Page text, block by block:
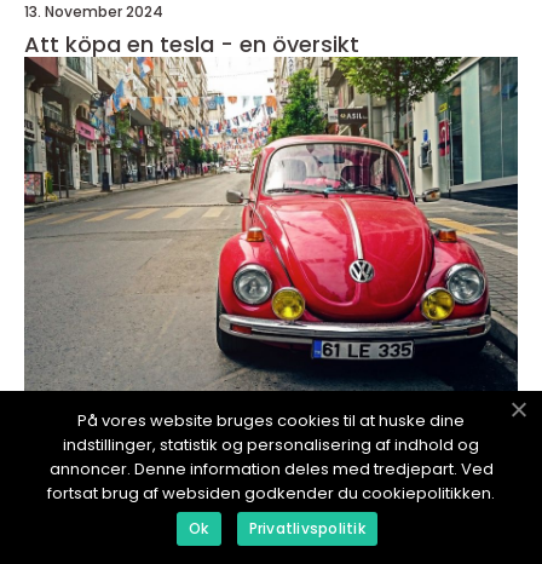
13. November 2024
Att köpa en tesla - en översikt
redaktionel
13. November 2024
Att köpa en tesla: en omfattande guide för
På vores website bruges cookies til at huske dine
indstillinger, statistik og personalisering af indhold og
annoncer. Denne information deles med tredjepart. Ved
fortsat brug af websiden godkender du cookiepolitikken.
Ok Privatlivspolitik